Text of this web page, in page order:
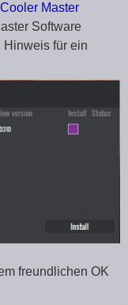
Cooler Master
Software
Hinweis für ein
freundlichen OK